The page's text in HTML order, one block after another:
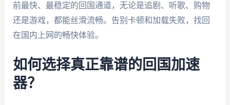
前最快、最稳定的回国通道，无论是追剧、听歌、购物
还是游戏，都能丝滑流畅。告别卡顿和加载失败，找回
在国内上网的畅快体验。
如何选择真正靠谱的回国加速
器？